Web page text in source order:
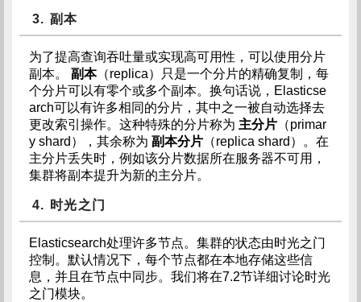
3. 副本
为了提高查询吞吐量或实现高可用性，可以使用分片
副本。 副本（replica）只是一个分片的精确复制，每
个分片可以有零个或多个副本。换句话说，Elasticse
arch可以有许多相同的分片，其中之一被自动选择去
更改索引操作。这种特殊的分片称为 主分片（primar
y shard），其余称为 副本分片（replica shard）。在
主分片丢失时，例如该分片数据所在服务器不可用，
集群将副本提升为新的主分片。
4. 时光之门
Elasticsearch处理许多节点。集群的状态由时光之门
控制。默认情况下，每个节点都在本地存储这些信
息，并且在节点中同步。我们将在7.2节详细讨论时光
之门模块。